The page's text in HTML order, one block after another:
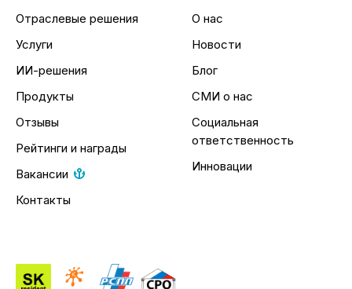
Отраслевые решения
Услуги
ИИ-решения
Продукты
Отзывы
Рейтинги и награды
Вакансии
Контакты
О нас
Новости
Блог
СМИ о нас
Социальная
ответственность
Инновации